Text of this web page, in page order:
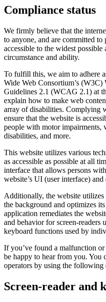
Compliance status
We firmly believe that the
to anyone, and are committed
accessible to the widest possible
circumstance and ability.
To fulfill this, we aim to adhere
Wide Web Consortium’s
Guidelines 2.1 (WCAG 2.1) at
explain how to make web
array of disabilities. Complying
ensure that the website is
people with motor impairments,
disabilities, and more.
This website utilizes various
as accessible as possible at all
interface that allows persons
website’s UI (user interface)
Additionally, the website
the background and optimizes
application remediates the
and behavior for screen-readers
keyboard functions used by
If you’ve found a malfunction
be happy to hear from you. You
operators by using the following
Screen-reader and